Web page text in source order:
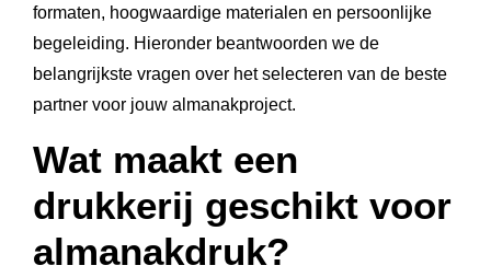
formaten, hoogwaardige materialen en persoonlijke
begeleiding. Hieronder beantwoorden we de
belangrijkste vragen over het selecteren van de beste
partner voor jouw almanakproject.
Wat maakt een
drukkerij geschikt voor
almanakdruk?